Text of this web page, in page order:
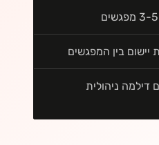
יישום בין המפגשים
דילמה ניהולית